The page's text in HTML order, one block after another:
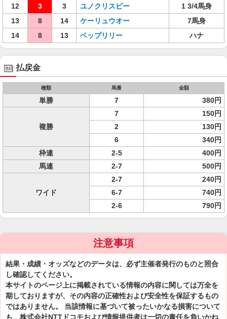
12
3 3 ユノクリスピー
1 3/4馬身
13
8 14 ケーリュウオー
7馬身
14
8 13 ベップリリー ハナ
払戻金
種類 馬番 金額
単勝 7 380円
複勝
7
150円
2
130円
6
340円
枠連
2-5
400円
馬連
2-7 500円
ワイド
2-7
240円
6-7
740円
2-6
790円
注意事項
結果・成績・オッズなどのデータは、必ず主催者発行のものと照合
し確認してください。
本サイトのページ上に掲載されている情報の内容に関しては万全を
期しておりますが、その内容の正確性および安全性を保証するもの
ではありません。 当該情報に基づいて被ったいかなる損害について
も、株式会社NTTドコモおよび情報提供者は一切の責任を負いかね